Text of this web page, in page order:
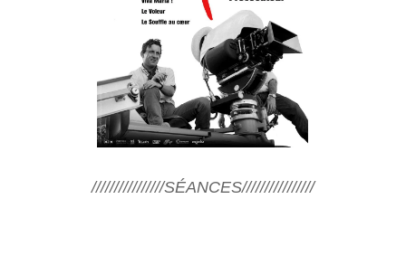
////////////////SÉANCES////////////////